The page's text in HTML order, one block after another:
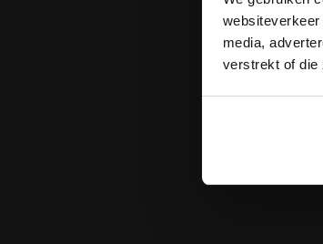
media,
verstrekt of die